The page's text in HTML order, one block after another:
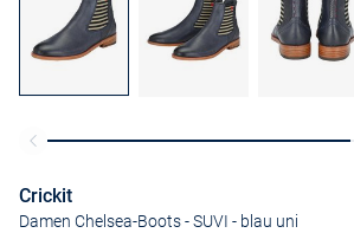
Crickit
Damen Chelsea-Boots - SUVI - blau uni